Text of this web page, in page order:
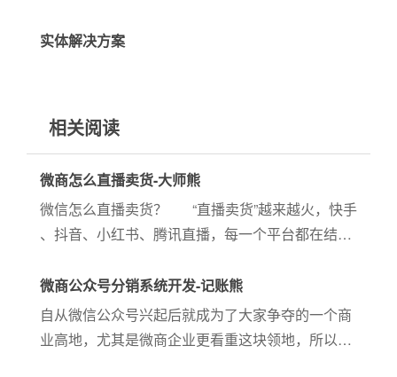
实体解决方案
相关阅读
微商怎么直播卖货-大师熊
微信怎么直播卖货？ “直播卖货”越来越火，快手
、抖音、小红书、腾讯直播，每一个平台都在结合
的微信，如何进行直播变现。 ...
微商公众号分销系统开发-记账熊
自从微信公众号兴起后就成为了大家争夺的一个商
业高地，尤其是微商企业更看重这块领地，所以很